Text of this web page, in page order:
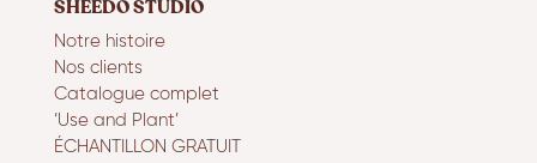
SHEEDO STUDIO
Notre histoire
Nos clients
Catalogue complet
‘Use and Plant’
ÉCHANTILLON GRATUIT